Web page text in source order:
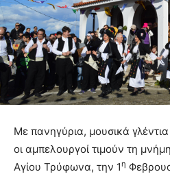
Με πανηγύρια, μουσικά
οι αμπελουργοί τιμούν τη
Αγίου Τρύφωνα, την 1η